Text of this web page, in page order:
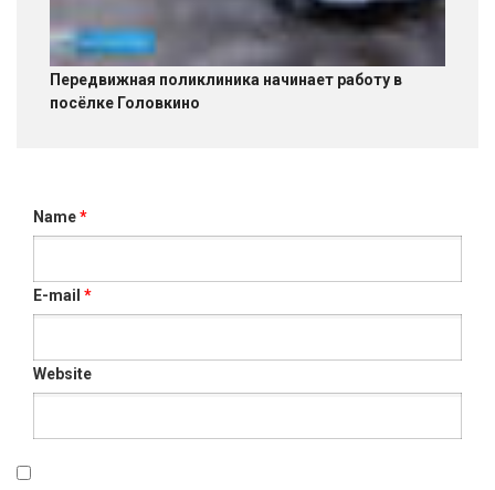
Передвижная поликлиника начинает работу в
посёлке Головкино
Name*
E-mail *
Website